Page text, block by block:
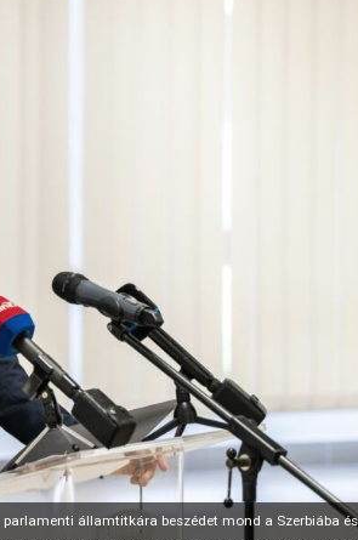
államtitkára beszédet mond a Szerbiába